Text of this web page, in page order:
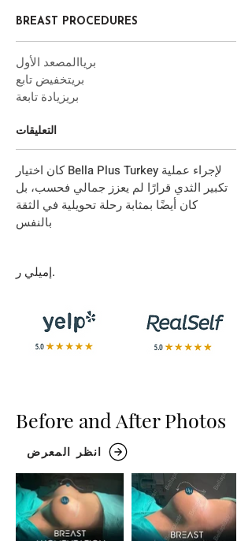
BREAST PROCEDURES
بريا
بريتخفيض تابع
بريزيادة تابعة
التعليقات
كان اختيار Bella Plus Turkey لإجراء عملية
تكبير الثدي قرارًا لم يعزز جمالي فحسب، بل
كان أيضًا بمثابة رحلة تحويلية في الثقة
بالنفس
إميلي ر.
Before and After Photos
انظر المعرض